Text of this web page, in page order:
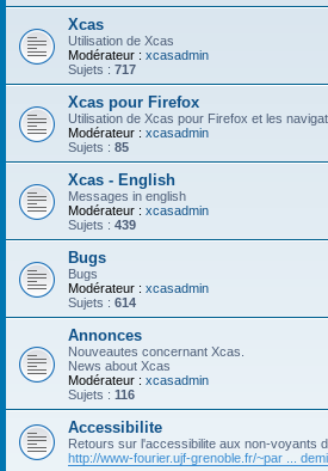
Xcas
Utilisation de Xcas
Modérateur : xcasadmin
Sujets : 717
Xcas pour Firefox
Utilisation de Xcas pour Firefox et les
Modérateur : xcasadmin
Sujets : 85
Xcas - English
Messages in english
Modérateur : xcasadmin
Sujets : 439
Bugs
Bugs
Modérateur : xcasadmin
Sujets : 614
Annonces
Nouveautes concernant Xcas.
News about Xcas
Modérateur : xcasadmin
Sujets : 116
Accessibilite
Retours sur l'accessibilite aux non-voyants
http://www-fourier.ujf-grenoble.fr/~par ...